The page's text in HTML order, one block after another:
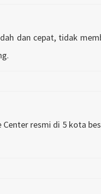
dan cepat, tidak
resmi di 5 kota